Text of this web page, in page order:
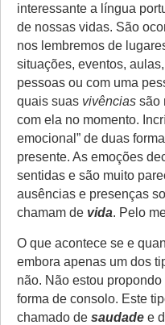
interessante a língua
de nossas vidas. São
nos lembremos de
situações, eventos,
pessoas ou com uma
quais suas vivências são
com ela no momento.
emocional” de duas
presente. As emoções
sentidas e são muito
ausências e presenças
chamam de vida. Pelo
O que acontece se e
embora apenas um dos
não. Não estou
forma de consolo. Este
chamado de saudade e